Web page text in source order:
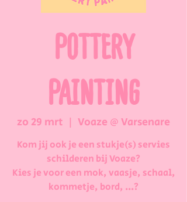
POTTERY
PAINTING
zo 29 mrt
  |
Voaze @ Varsenare
Kom jij ook je een stukje(s) servies
schilderen bij Voaze?
Kies je voor een mok, vaasje, schaal,
kommetje, bord, ...?